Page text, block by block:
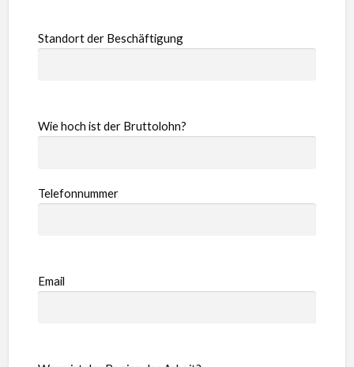
Standort der Beschäftigung
Wie hoch ist der Bruttolohn?
Telefonnummer
Email